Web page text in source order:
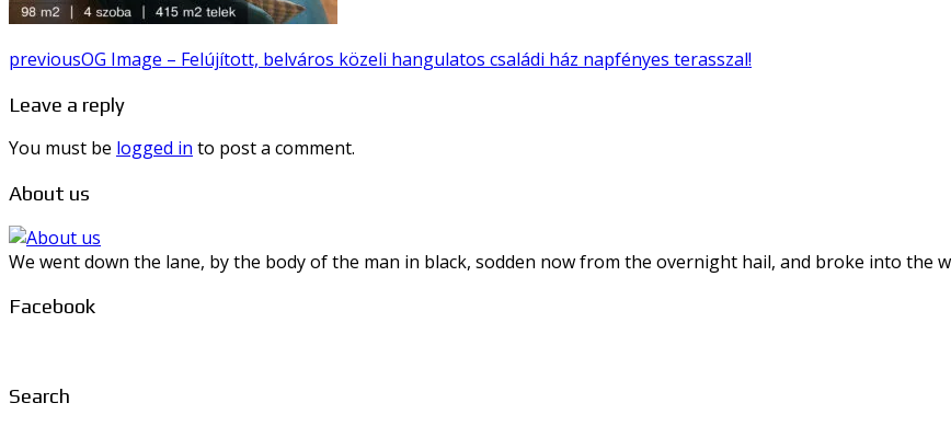
previousOG Image – Felújított, belváros közeli hangulatos családi ház napfényes terasszal!
Leave a reply
You must be logged in to post a comment.
About us
We went down the lane, by the body of the man in black, sodden now from the overnight hail, and broke into the
Facebook
Search